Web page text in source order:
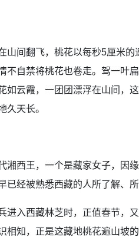
间翻飞，桃花以每秒5厘米的
不自禁将桃花也卷走。驾一叶
如云霞，一团团漂浮在山间，
久天长。
西王，一个是藏家女子，因缘
已经被熟悉西藏的人所了解、
入西藏林芝时，正值春节，又
相知，正是这藏地桃花遍山坡